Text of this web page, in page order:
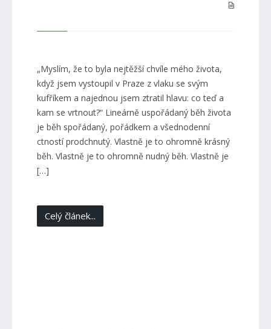
„Myslím, že to byla nejtěžší chvíle mého života,
když jsem vystoupil v Praze z vlaku se svým
kufříkem a najednou jsem ztratil hlavu: co teď a
kam se vrtnout?“ Lineárně uspořádaný běh života
je běh spořádaný, pořádkem a všednodenní
ctností prodchnutý. Vlastně je to ohromně krásný
běh. Vlastně je to ohromně nudný běh. Vlastně je
[…]
Celý článek...